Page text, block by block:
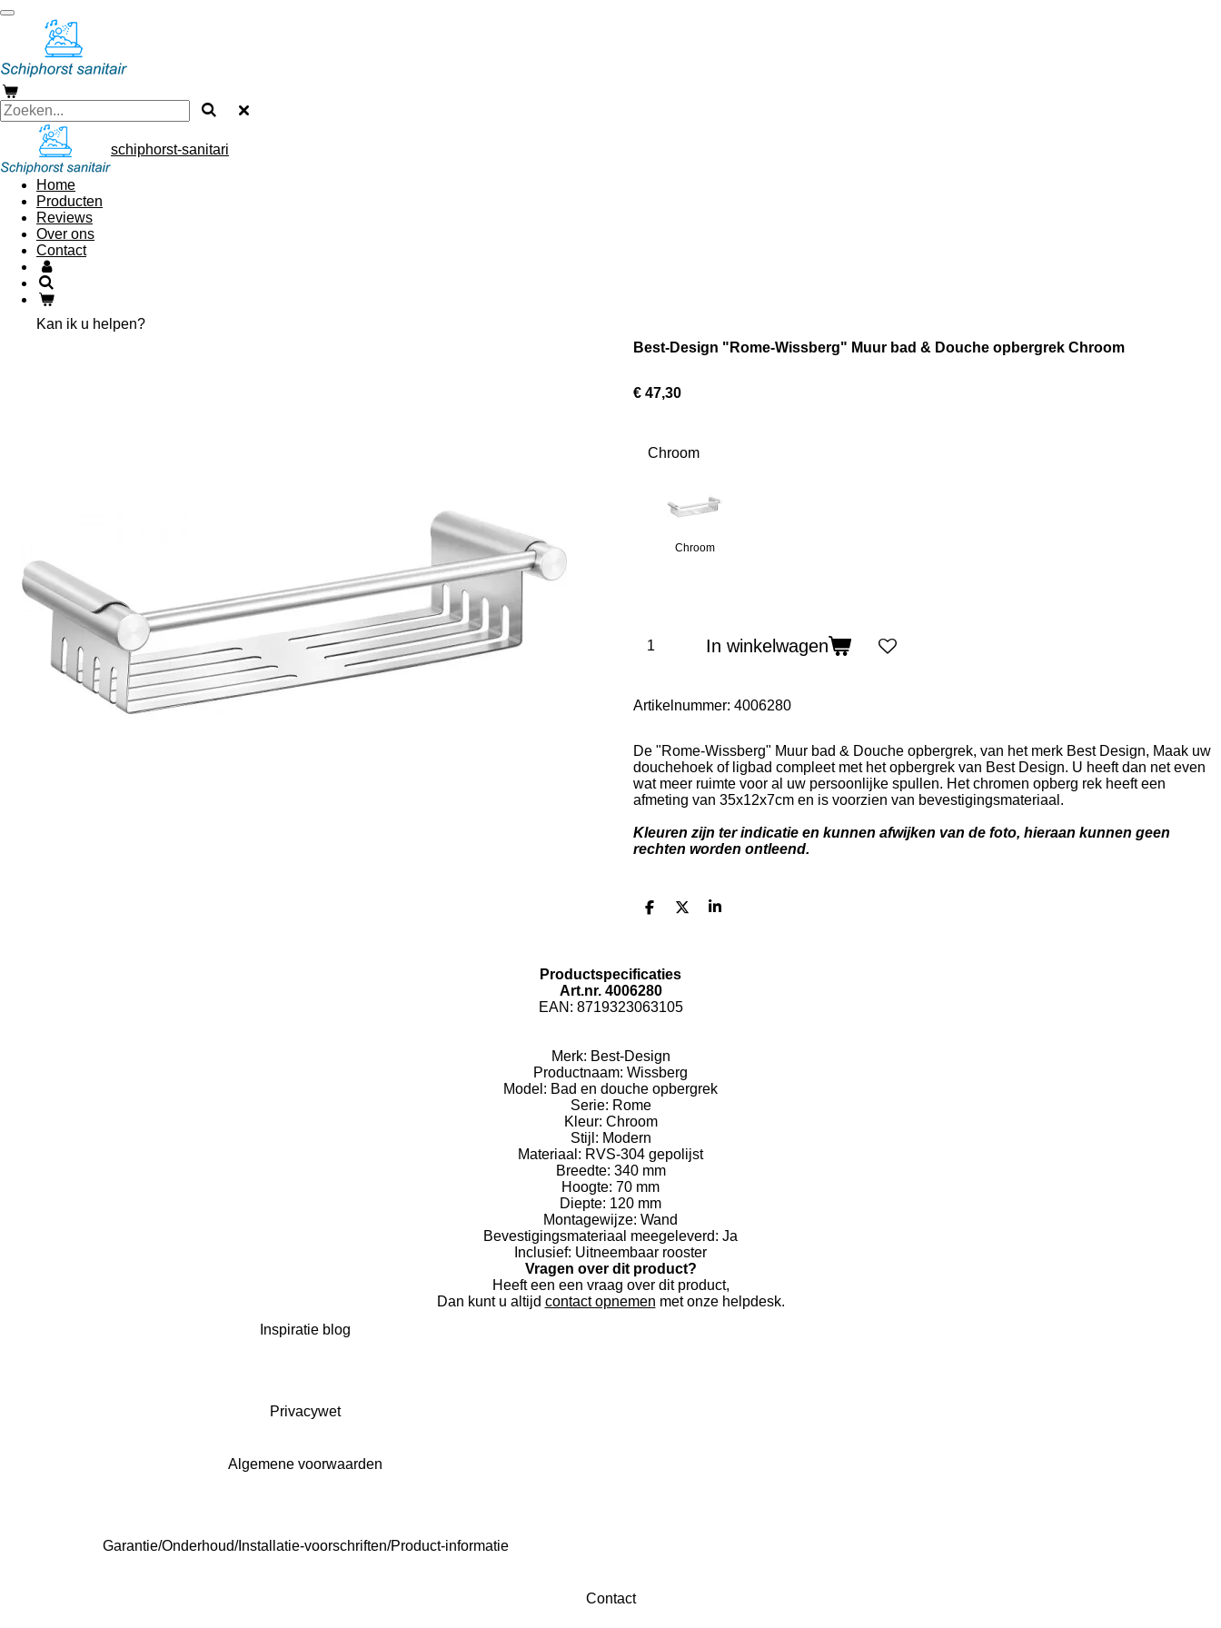
Ga
direct
de
hoofdinhoud
schiphorst-sanitari
Home
Producten
Reviews
Over ons
Contact
Kan ik u helpen?
Best-Design "Rome-Wissberg" Muur bad & Douche opbergrek Chroom
€ 47,30
Chroom
Chroom
In winkelwagen
Artikelnummer: 4006280
De "Rome-Wissberg" Muur bad & Douche opbergrek, van het merk Best Design, Maak uw
douchehoek of ligbad compleet met het opbergrek van Best Design. U heeft dan net even
wat meer ruimte voor al uw persoonlijke spullen. Het chromen opberg rek heeft een
afmeting van 35x12x7cm en is voorzien van bevestigingsmateriaal.
Kleuren zijn ter indicatie en kunnen afwijken van de foto, hieraan kunnen geen
rechten worden ontleend.
D
n
D
S
Productspecificaties
Art.nr. 4006280
EAN: 8719323063105
Merk: Best-Design
Productnaam: Wissberg
Model: Bad en douche opbergrek
Serie: Rome
Kleur: Chroom
Stijl: Modern
Materiaal: RVS-304 gepolijst
Breedte: 340 mm
Hoogte: 70 mm
Diepte: 120 mm
Montagewijze: Wand
Bevestigingsmateriaal meegeleverd: Ja
Inclusief: Uitneembaar rooster
Vragen over dit product?
Heeft een een vraag over dit product,
Dan kunt u altijd contact opnemen met onze helpdesk.
Inspiratie blog
Privacywet
Algemene voorwaarden
Garantie/Onderhoud/Installatie-voorschriften/Product-informatie
Contact